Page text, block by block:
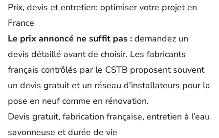
Prix, devis et entretien: optimiser votre projet en
France
Le prix annoncé ne suffit pas : demandez un
devis détaillé avant de choisir. Les fabricants
français contrôlés par le CSTB proposent souvent
un devis gratuit et un réseau d'installateurs pour la
pose en neuf comme en rénovation.
Devis gratuit, fabrication française, entretien à l’eau
savonneuse et durée de vie